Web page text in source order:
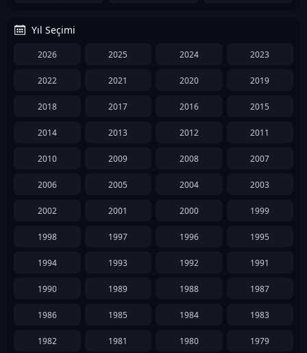
Yıl Seçimi
2026 2025 2024 2023
2022 2021 2020 2019
2018 2017 2016 2015
2014 2013 2012 2011
2010 2009 2008 2007
2006 2005 2004 2003
2002 2001 2000 1999
1998 1997 1996 1995
1994 1993 1992 1991
1990 1989 1988 1987
1986 1985 1984 1983
1982 1981 1980 1979